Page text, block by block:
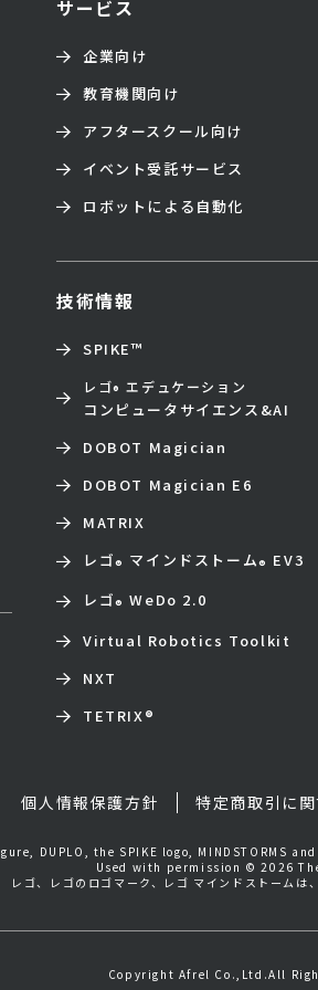
サービス
企業向け
教育機関向け
アフタースクール向け
イベント受託サービス
ロボットによる自動化
技術情報
SPIKE™
レゴ® エデュケーション
コンピュータサイエンス&AI
DOBOT Magician
DOBOT Magician E6
MATRIX
レゴ® マインドストーム® EV3
レゴ® WeDo 2.0
Virtual Robotics Toolkit
NXT
TETRIX®
個人情報保護方針 特定商取引に
DUPLO, the SPIKE logo, MINDSTORMS
Used with permission © 2026
レゴ、レゴのロゴマーク、レゴ マインドストームは
Copyright Afrel Co.,Ltd.All